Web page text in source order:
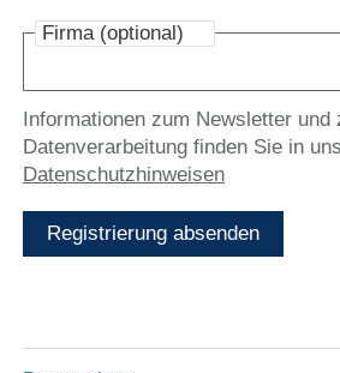
Firma (optional)
Informationen zum Newsletter und
Datenverarbeitung finden Sie in
Datenschutzhinweisen
Registrierung absenden